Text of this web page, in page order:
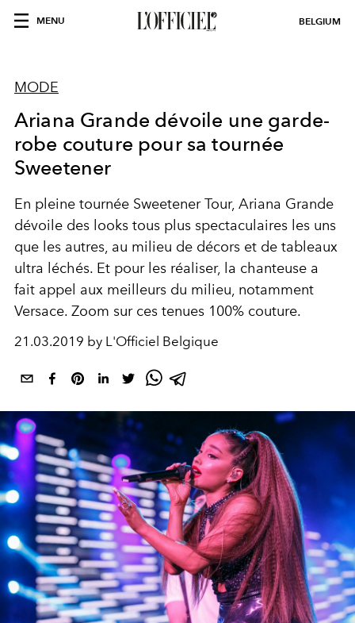
MENU BELGIUM
MODE
Ariana Grande dévoile une garde-
robe couture pour sa tournée
Sweetener
En pleine tournée Sweetener Tour, Ariana Grande
dévoile des looks tous plus spectaculaires les uns
que les autres, au milieu de décors et de tableaux
ultra léchés. Et pour les réaliser, la chanteuse a
fait appel aux meilleurs du milieu, notamment
Versace. Zoom sur ces tenues 100% couture.
21.03.2019 by L'Officiel Belgique